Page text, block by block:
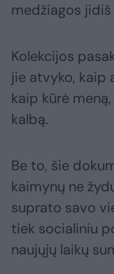
medžiagos jidiš
Kolekcijos
jie atvyko, kaip
kaip kūrė
kalbą.
Be to, šie
kaimynų ne
suprato savo
tiek socialiniu
naujųjų laikų